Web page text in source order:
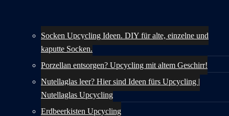
Socken Upcycling Ideen. DIY für alte, einzelne und
kaputte Socken.
Porzellan entsorgen? Upcycling mit altem Geschirr!
Nutellaglas leer? Hier sind Ideen fürs Upcycling |
Nutellaglas Upcycling
Erdbeerkisten Upcycling